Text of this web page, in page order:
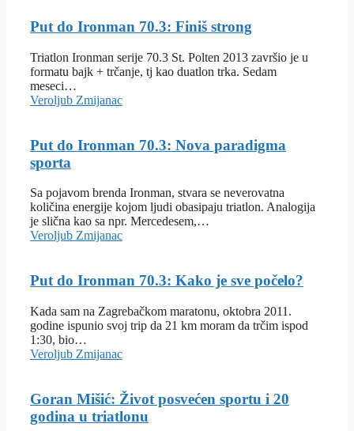
Put do Ironman 70.3: Finiš strong
Triatlon Ironman serije 70.3 St. Polten 2013 završio je u
formatu bajk + trčanje, tj kao duatlon trka. Sedam
meseci…
Veroljub Zmijanac
Put do Ironman 70.3: Nova paradigma
sporta
Sa pojavom brenda Ironman, stvara se neverovatna
količina energije kojom ljudi obasipaju triatlon. Analogija
je slična kao sa npr. Mercedesem,…
Veroljub Zmijanac
Put do Ironman 70.3: Kako je sve počelo?
Kada sam na Zagrebačkom maratonu, oktobra 2011.
godine ispunio svoj trip da 21 km moram da trčim ispod
1:30, bio…
Veroljub Zmijanac
Goran Mišić: Život posvećen sportu i 20
godina u triatlonu